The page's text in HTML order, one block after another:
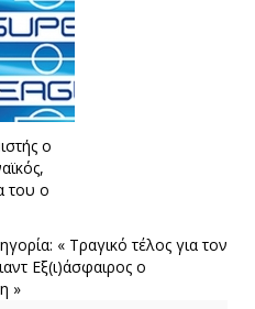
ο
του ο
« Τραγικό τέλος για τον
Εξ(ι)άσφαιρος ο
»